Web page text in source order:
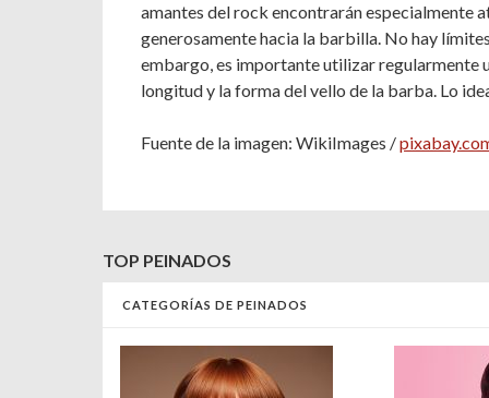
amantes del rock encontrarán especialmente
generosamente hacia la barbilla. No hay
embargo, es importante utilizar regularmente
longitud y la forma del vello de la barba. Lo
Fuente de la imagen: WikiImages /
TOP PEINADOS
CATEGORÍAS DE PEINADOS